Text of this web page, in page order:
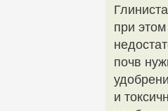
при
почв
и